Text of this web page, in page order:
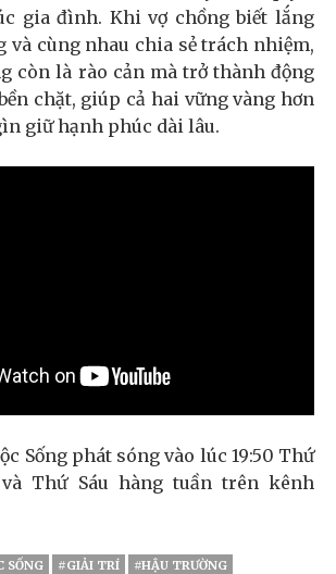
gia đình. Khi vợ chồng biết lắng
và cùng nhau chia sẻ trách nhiệm,
còn là rào cản mà trở thành động
chặt, giúp cả hai vững vàng hơn
giữ hạnh phúc dài lâu.
Sống phát sóng vào lúc 19:50 Thứ
Thứ Sáu hàng tuần trên kênh
SỐNG #GIẢI TRÍ
#HẬU TRƯỜNG